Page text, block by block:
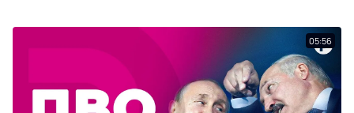
05:56